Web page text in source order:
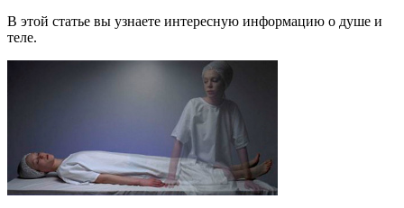
В этой статье вы узнаете интересную информацию о душе и
теле.